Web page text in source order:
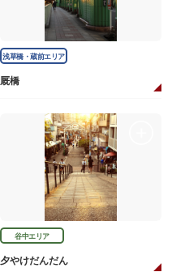
浅草橋・蔵前エリア
厩橋
谷中エリア
夕やけだんだん